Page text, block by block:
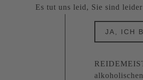
Es tut uns leid, Sie sind
JA, ICH